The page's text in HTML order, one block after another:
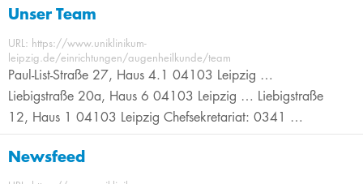
Unser Team
URL: https://www.uniklinikum-
leipzig.de/einrichtungen/augenheilkunde/team
Paul-List-Straße 27, Haus 4.1 04103 Leipzig …
Liebigstraße 20a, Haus 6 04103 Leipzig … Liebigstraße
12, Haus 1 04103 Leipzig Chefsekretariat: 0341 …
Newsfeed